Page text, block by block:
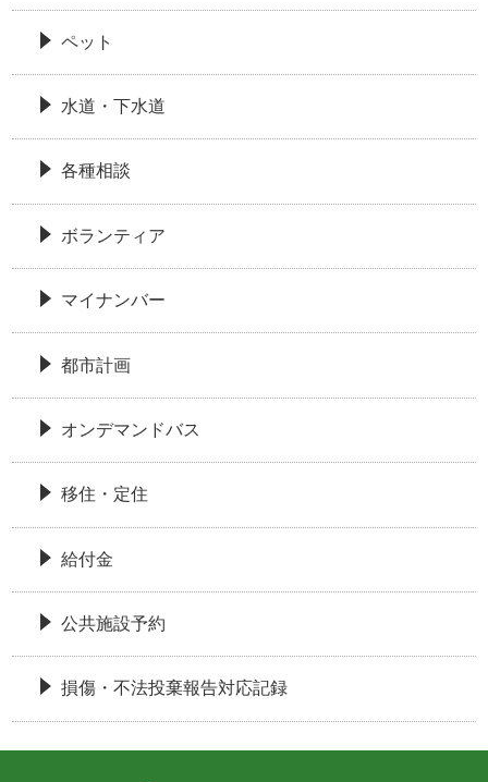
ペット
水道・下水道
各種相談
ボランティア
マイナンバー
都市計画
オンデマンドバス
移住・定住
給付金
公共施設予約
損傷・不法投棄報告対応記録